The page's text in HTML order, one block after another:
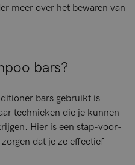
meer over het bewaren van
bars?
bars gebruikt is
technieken die je kunnen
Hier is een stap-voor-
dat je ze effectief